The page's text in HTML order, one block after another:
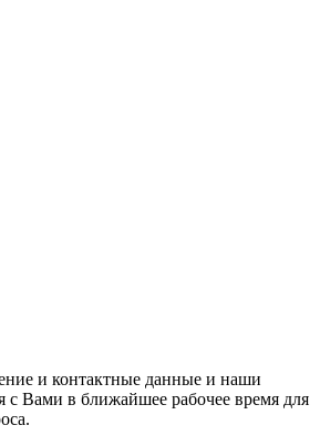
и контактные данные и наши
с Вами в ближайшее рабочее время для